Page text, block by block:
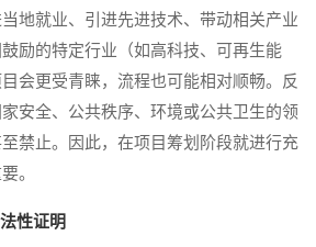
地就业、引进先进技术、带动相关产业
励的特定行业（如高科技、可再生能
会更受青睐，流程也可能相对顺畅。反
安全、公共秩序、环境或公共卫生的领
禁止。因此，在项目筹划阶段就进行充
。
性证明